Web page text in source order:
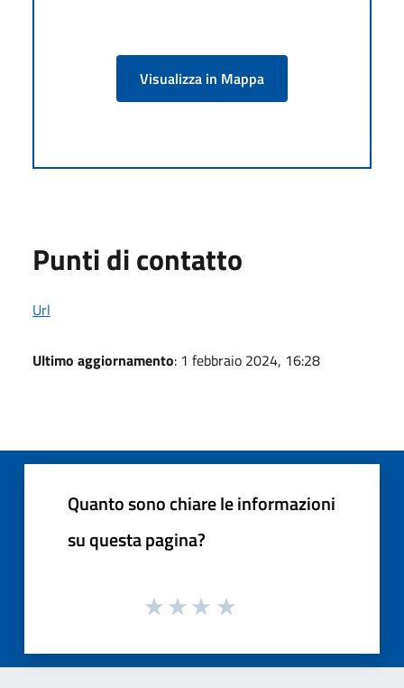
Visualizza in Mappa
Punti di contatto
Url
Ultimo aggiornamento: 1 febbraio 2024, 16:28
Quanto sono chiare le informazioni
su questa pagina?